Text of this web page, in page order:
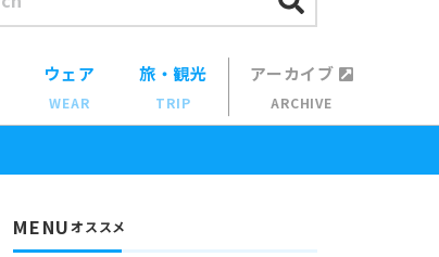
ウェア
WEAR
旅・観光
TRIP
アーカイブ
ARCHIVE
MENUオススメ